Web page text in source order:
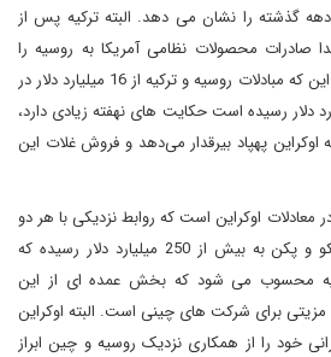
گذشته را نشان می دهد. البته ترکیه پس از
محصولات نظامی آمریکا به روسیه را
مسدود کرده است. به هر حال این که مبادلات روسیه و ترکیه از 16 میلیارد دلار در
به بیش از 60 میلیارد دلار رسیده است حکایت های نهفته زیادی دارد،
پهپاد بیرقدار می‌دهد و فروش غلات این
اوکراین است که روابط نزدیکی با هر دو
طرف دارد. حجم مبادلات مسکو و پکن به بیش از 250 میلیارد دلار رسیده که
محسوب می شود که بخش عمده ای از این
برای شرکت های چینی است. البته اوکراین
خود را از همکاری نزدیک روسیه و چین ابراز